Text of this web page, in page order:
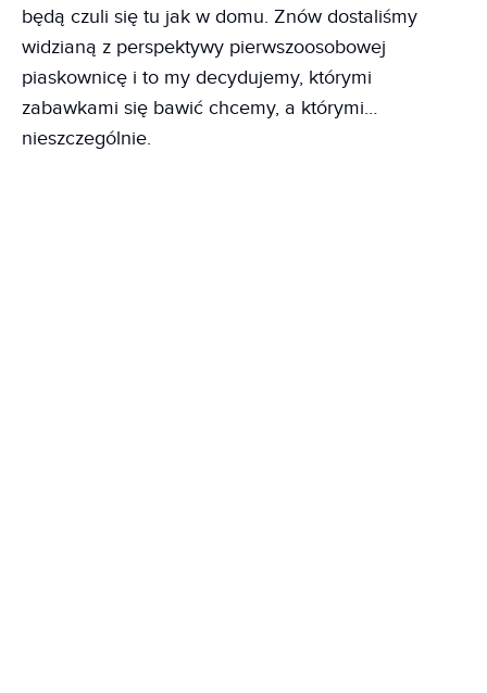
będą czuli się tu jak w domu. Znów dostaliśmy
widzianą z perspektywy pierwszoosobowej
piaskownicę i to my decydujemy, którymi
zabawkami się bawić chcemy, a którymi…
nieszczególnie.